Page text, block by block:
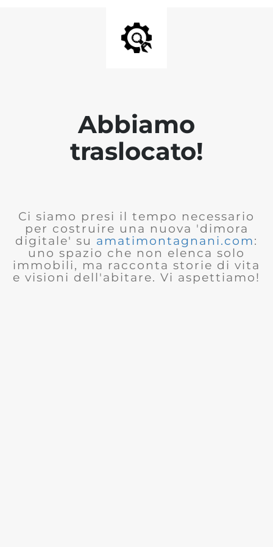
Abbiamo
traslocato!
Ci siamo presi il tempo necessario
per costruire una nuova 'dimora
digitale' su amatimontagnani.com:
uno spazio che non elenca solo
immobili, ma racconta storie di vita
e visioni dell'abitare. Vi aspettiamo!